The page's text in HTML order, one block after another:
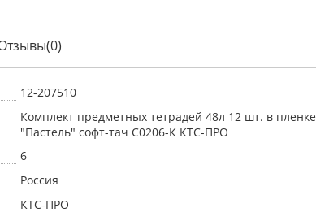
12-207510
Комплект предметных тетрадей 48л 12 шт. в пленке
"Пастель" софт-тач С0206-К КТС-ПРО
6
Россия
КТС-ПРО